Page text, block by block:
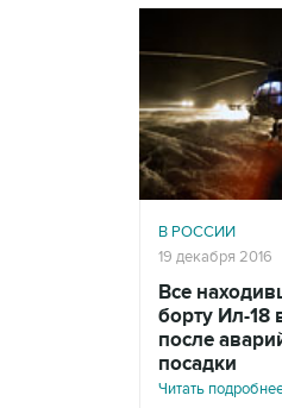
В РОССИИ
19 декабря 2016
Все
борту Ил-18
после
посадки
Читать